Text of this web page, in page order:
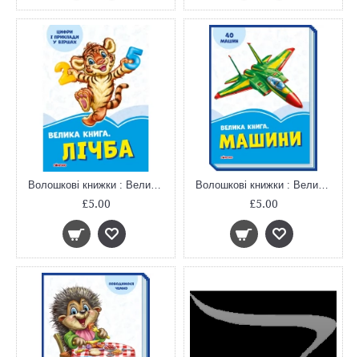
Волошкові книжки : Велика книга. Лічба (у)
£5.00
Волошкові книжки : Велика книга. Машини (у)
£5.00